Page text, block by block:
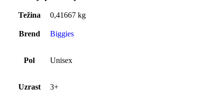
Težina 0,41667 kg
Brend Biggies
Pol Unisex
Uzrast 3+